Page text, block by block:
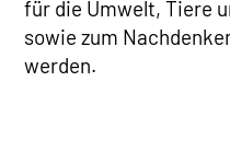
für die Umwelt, Tiere
sowie zum
werden.